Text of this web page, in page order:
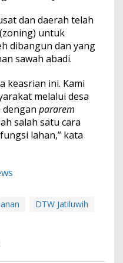
dan daerah telah
untuk
dibangun dan yang
sawah abadi.
keasrian ini. Kami
melalui desa
pararem
salah satu cara
lahan,” kata
DTW Jatiluwih